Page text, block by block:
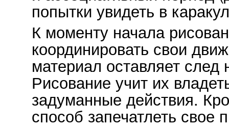
попытки увидеть в
К моменту начала
координировать свои
материал оставляет след
Рисование учит их
задуманные действия.
способ запечатлеть свое